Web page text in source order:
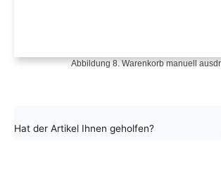
Abbildung 8. Warenkorb manuell
Hat der Artikel Ihnen geholfen?